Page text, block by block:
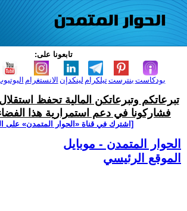
تابعونا على:
الانستغرام لينكدإن تيلكرامبنترست بودكاست
تبرعاتكم وتبرعاتكن المالية تحفظ
فشاركونا في دعم استمرارية هذا
[اشترك في قناة ‫«الحوار المتمدن» على
الحوار المتمدن - موبايل
الموقع الرئيسي